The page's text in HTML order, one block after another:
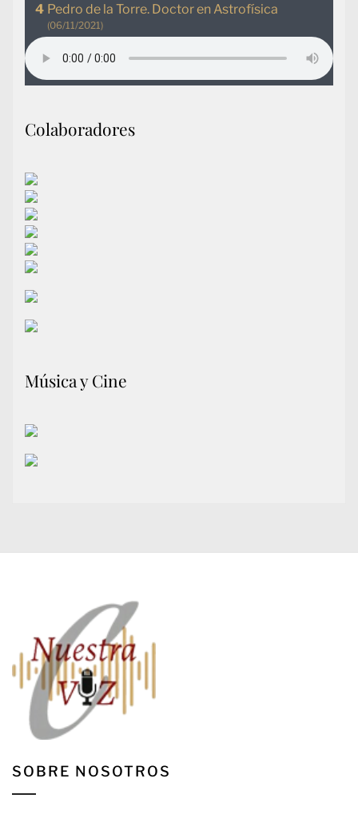
Pedro de la Torre. Doctor en Astrofísica
(06/11/2021)
Colaboradores
Música y Cine
SOBRE NOSOTROS